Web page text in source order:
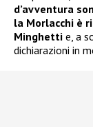
d’avventura
la Morlacchi è
Minghetti e, a
dichiarazioni in